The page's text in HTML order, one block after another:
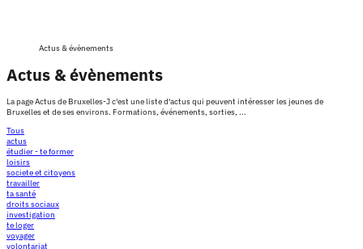
Actus & évènements
Actus & évènements
La page Actus de Bruxelles-J c'est une liste d'actus qui peuvent intéresser les jeunes de
Bruxelles et de ses environs. Formations, événements, sorties, ...
Tous
actus
étudier - te former
loisirs
societe et citoyens
travailler
ta santé
droits sociaux
investigation
te loger
voyager
volontariat